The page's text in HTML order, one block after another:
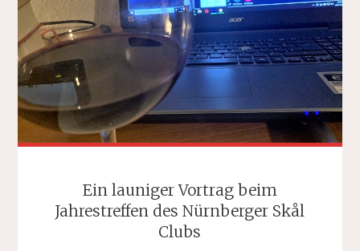
Ein launiger Vortrag beim
Jahrestreffen des Nürnberger Skål
Clubs